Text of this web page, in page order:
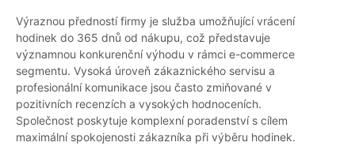
Výraznou předností firmy je služba umožňující vrácení
hodinek do 365 dnů od nákupu, což představuje
významnou konkurenční výhodu v rámci e-commerce
segmentu. Vysoká úroveň zákaznického servisu a
profesionální komunikace jsou často zmiňované v
pozitivních recenzích a vysokých hodnoceních.
Společnost poskytuje komplexní poradenství s cílem
maximální spokojenosti zákazníka při výběru hodinek.